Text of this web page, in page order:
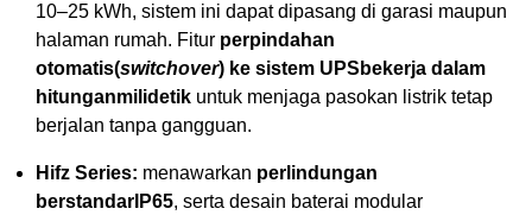
10–25 kWh, sistem ini dapat dipasang di garasi maupun
halaman rumah. Fitur perpindahan
otomatis(switchover) ke sistem UPS bekerja dalam
hitunganmilidetik untuk menjaga pasokan listrik tetap
berjalan tanpa gangguan.
Hifz Series: menawarkan perlindungan
berstandar IP65, serta desain baterai modular